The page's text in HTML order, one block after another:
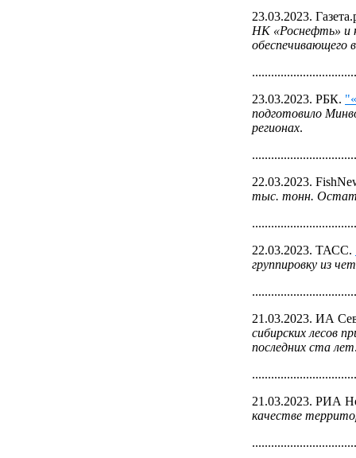
23.03.2023.
НК «Роснефть» и
обеспечивающего
23.03.2023. РБК.
подготовило
регионах.
22.03.2023.
тыс. тонн.
22.03.2023. ТАСС.
группировку из
21.03.2023. ИА
сибирских лесов
последних ста лет
21.03.2023. РИА
качестве